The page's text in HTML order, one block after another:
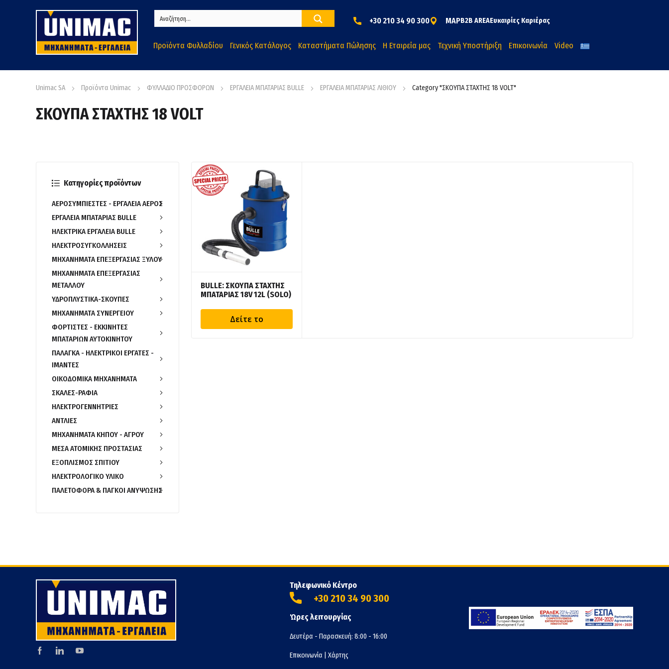
+30 210 34 90 300 MAPB2B AREAΕυκαιρίες Καριέρας
Προϊόντα Φυλλαδίου Γενικός Κατάλογος Καταστήματα Πώλησης Η Εταιρεία μας Τεχνική Υποστήριξη Επικοινωνία Video
Unimac SA Προϊόντα Unimac ΦΥΛΛΑΔΙΟ ΠΡΟΣΦΟΡΩΝ ΕΡΓΑΛΕΙΑ ΜΠΑΤΑΡΙΑΣ BULLE ΕΡΓΑΛΕΙΑ ΜΠΑΤΑΡΙΑΣ ΛΙΘΙΟΥ Category "ΣΚΟΥΠΑ ΣΤΑΧΤΗΣ 18 VOLT"
ΣΚΟΥΠΑ ΣΤΑΧΤΗΣ 18 VOLT
Κατηγορίες προϊόντων
ΑΕΡΟΣΥΜΠΙΕΣΤΕΣ - ΕΡΓΑΛΕΙΑ ΑΕΡΟΣ
ΕΡΓΑΛΕΙΑ ΜΠΑΤΑΡΙΑΣ BULLE
ΗΛΕΚΤΡΙΚΑ ΕΡΓΑΛΕΙΑ BULLE
ΗΛΕΚΤΡΟΣΥΓΚΟΛΛΗΣΕΙΣ
ΜΗΧΑΝΗΜΑΤΑ ΕΠΕΞΕΡΓΑΣΙΑΣ ΞΥΛΟΥ
ΜΗΧΑΝΗΜΑΤΑ ΕΠΕΞΕΡΓΑΣΙΑΣ
ΜΕΤΑΛΛΟΥ
ΥΔΡΟΠΛΥΣΤΙΚΑ-ΣΚΟΥΠΕΣ
ΜΗΧΑΝΗΜΑΤΑ ΣΥΝΕΡΓΕΙΟΥ
ΦΟΡΤΙΣΤΕΣ - ΕΚΚΙΝΗΤΕΣ
ΜΠΑΤΑΡΙΩΝ ΑΥΤΟΚΙΝΗΤΟΥ
ΠΑΛΑΓΚΑ - ΗΛΕΚΤΡΙΚΟΙ ΕΡΓΑΤΕΣ -
ΙΜΑΝΤΕΣ
ΟΙΚΟΔΟΜΙΚΑ ΜΗΧΑΝΗΜΑΤΑ
ΣΚΑΛΕΣ-ΡΑΦΙΑ
ΗΛΕΚΤΡΟΓΕΝΝΗΤΡΙΕΣ
ΑΝΤΛΙΕΣ
ΜΗΧΑΝΗΜΑΤΑ ΚΗΠΟΥ - ΑΓΡΟΥ
ΜΕΣΑ ΑΤΟΜΙΚΗΣ ΠΡΟΣΤΑΣΙΑΣ
ΕΞΟΠΛΙΣΜΟΣ ΣΠΙΤΙΟΥ
ΗΛΕΚΤΡΟΛΟΓΙΚΟ ΥΛΙΚΟ
ΠΑΛΕΤΟΦΟΡΑ & ΠΑΓΚΟΙ ΑΝΥΨΩΣΗΣ
BULLE: ΣΚΟΥΠΑ ΣΤΑΧΤΗΣ
ΜΠΑΤΑΡΙΑΣ 18V 12L (SOLO)
Δείτε το
Τηλεφωνικό Κέντρο
+30 210 34 90 300
Ώρες λειτουργίας
Δευτέρα - Παρασκευή: 8:00 - 16:00
Επικοινωνία Χάρτης